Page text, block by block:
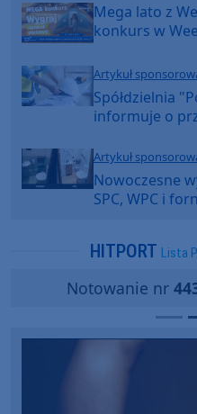
Mega lato z
konkurs w
Artykuł
Spółdzielnia
informuje o
Artykuł
Nowoczesne
SPC, WPC i
HITPORT Lista
Notowanie nr